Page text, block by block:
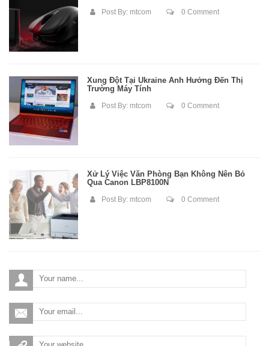
Post By: mtcom 0 Comment
Xung Đột Tại Ukraine Ảnh Hưởng Đến Thị
Trường Máy Tính
Post By: mtcom 0 Comment
Xử Lý Việc Văn Phòng Bạn Không Nên Bỏ
Qua Canon LBP8100N
Post By: mtcom 0 Comment